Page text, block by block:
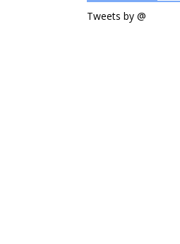
Tweets by @